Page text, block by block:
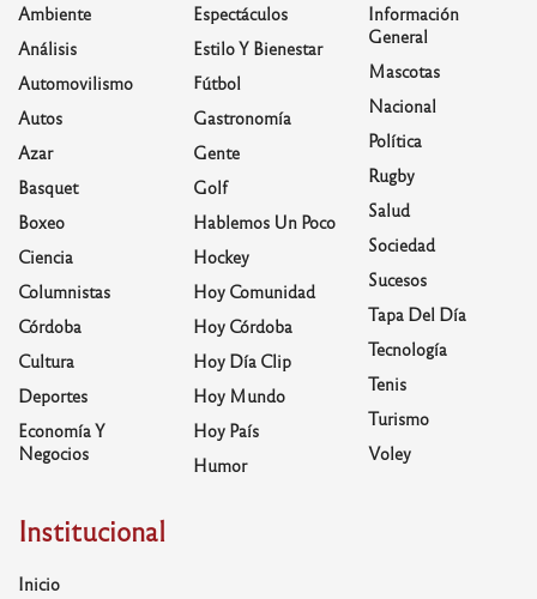
Ambiente
Análisis
Automovilismo
Autos
Azar
Basquet
Boxeo
Ciencia
Columnistas
Córdoba
Cultura
Deportes
Economía Y
Negocios
Espectáculos
Estilo Y Bienestar
Fútbol
Gastronomía
Gente
Golf
Hablemos Un Poco
Hockey
Hoy Comunidad
Hoy Córdoba
Hoy Día Clip
Hoy Mundo
Hoy País
Humor
Información
General
Mascotas
Nacional
Política
Rugby
Salud
Sociedad
Sucesos
Tapa Del Día
Tecnología
Tenis
Turismo
Voley
Institucional
Inicio